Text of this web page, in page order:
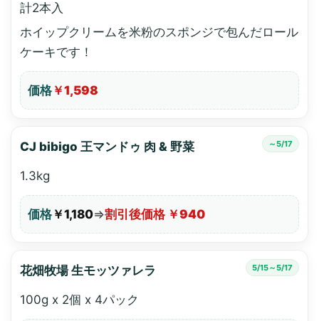
計2本入
ホイップクリームを米粉のスポンジで包んだロール
ケーキです！
価格 ￥1,598
CJ bibigo 王マンドゥ 肉 & 野菜 ～5/17
1.3kg
価格 ￥1,180⇒割引後価格 ￥940
花畑牧場 生モッツァレラ 5/15～5/17
100g x 2個 x 4パック